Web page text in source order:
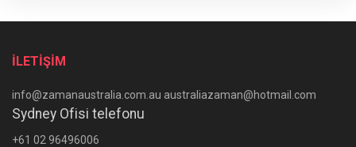
İLETİŞİM
info@zamanaustralia.com.au australiazaman@hotmail.com
Sydney Ofisi telefonu
+61 02 96496006